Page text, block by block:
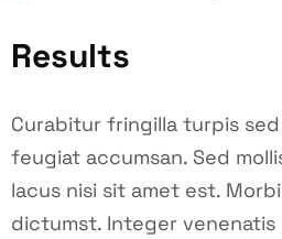
Results
Curabitur fringilla turpis
feugiat accumsan. Sed
lacus nisi sit amet est.
dictumst. Integer venenatis